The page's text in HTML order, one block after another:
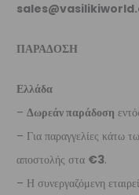
ΠΑΡΑΔΟΣΗ
Ελλάδα
– Δωρεάν παράδοση
– Για παραγγελίες κάτω
αποστολής στα €3.
– Η συνεργαζόμενη